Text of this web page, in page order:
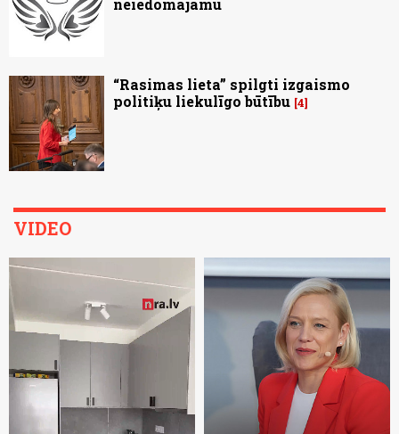
neiedomājamu
“Rasimas lieta” spilgti izgaismo
politiķu liekulīgo būtību 4
VIDEO